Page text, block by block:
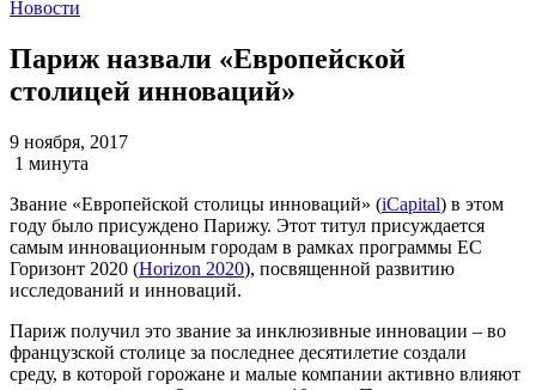
Новости
Париж назвали «Европейской
столицей инноваций»
9 ноября, 2017
1 минута
Звание «Европейской столицы инноваций» (iCapital) в этом
году было присуждено Парижу. Этот титул присуждается
самым инновационным городам в рамках программы ЕС
Горизонт 2020 (Horizon 2020), посвященной развитию
исследований и инноваций.
Париж получил это звание за инклюзивные инновации – во
французской столице за последнее десятилетие создали
среду, в которой горожане и малые компании активно влияют